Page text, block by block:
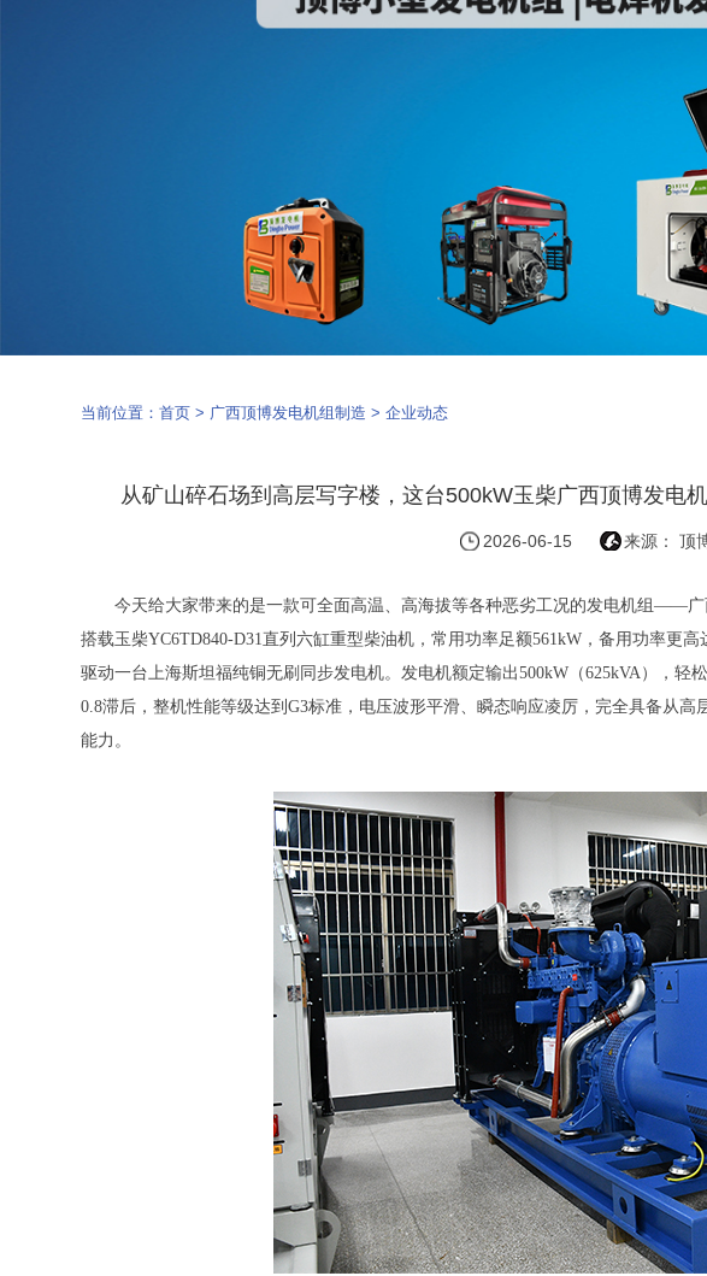
当前位置：首页 > 广西顶博发电机组制造 >企业动态
从矿山碎石场到高层写字楼，这台500kW玉柴广西顶博发电
2026-06-15 来源： 顶
今天给大家带来的是一款可全面高温、高海拔等各种恶劣工况的发电机组——
搭载玉柴YC6TD840-D31直列六缸重型柴油机，常用功率足额561kW，备用功率更
驱动一台上海斯坦福纯铜无刷同步发电机。发电机额定输出500kW（625kVA），轻
0.8滞后，整机性能等级达到G3标准，电压波形平滑、瞬态响应凌厉，完全具备从
能力。